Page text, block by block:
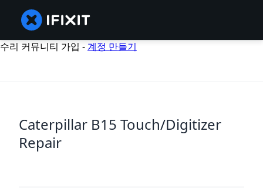
수리 커뮤니티 가입 -계정 만들기
Caterpillar B15 Touch/Digitizer
Repair